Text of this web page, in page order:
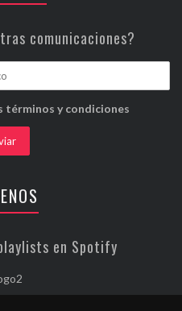
comunicaciones?
términos y condiciones
en Spotify